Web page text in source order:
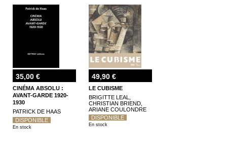
35,00 €
CINÉMA ABSOLU :
AVANT-GARDE 1920-
1930
PATRICK DE HAAS
DISPONIBLE
En stock
49,90 €
LE CUBISME
BRIGITTE LEAL,
CHRISTIAN BRIEND,
ARIANE COULONDRE
DISPONIBLE
En stock